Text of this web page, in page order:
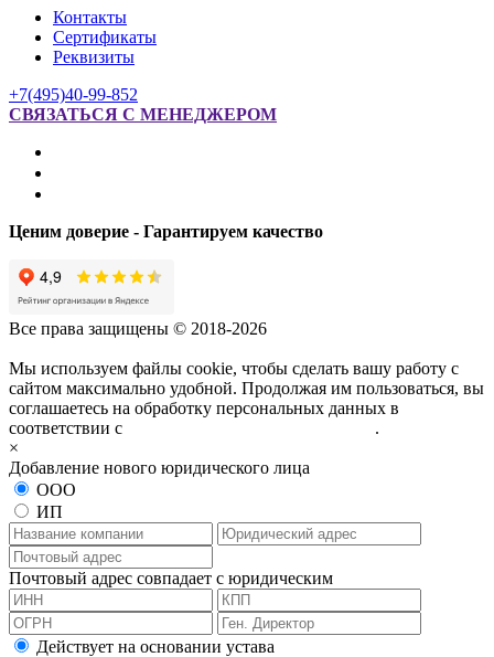
Контакты
Сертификаты
Реквизиты
+7(495)40-99-852
СВЯЗАТЬСЯ С МЕНЕДЖЕРОМ
Ценим доверие - Гарантируем качество
Все права защищены © 2018-2026
Мы используем файлы cookie, чтобы сделать вашу работу с
сайтом максимально удобной. Продолжая им пользоваться, вы
соглашаетесь на обработку персональных данных в
соответствии с
.
×
Добавление нового юридического лица
ООО
ИП
Почтовый адрес совпадает с юридическим
Действует на основании устава